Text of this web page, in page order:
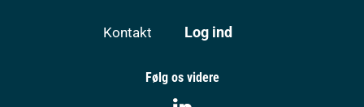
Kontakt Log ind
Følg os videre